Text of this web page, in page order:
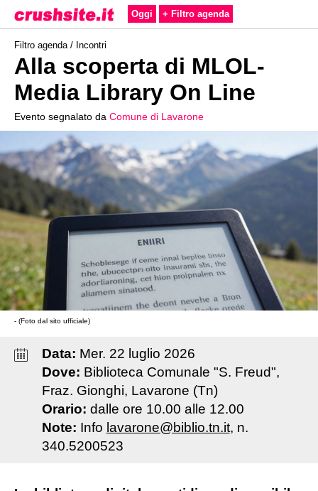
Oggi + Filtro agenda
Filtro agenda / Incontri
Alla scoperta di MLOL-
Media Library On Line
Evento segnalato da Comune di Lavarone
- (Foto dal sito ufficiale)
Data: Mer. 22 luglio 2026
Dove: Biblioteca Comunale "S. Freud",
Fraz. Gionghi, Lavarone (Tn)
Orario: dalle ore 10.00 alle 12.00
Note: Info lavarone@biblio.tn.it, n.
340.5200523